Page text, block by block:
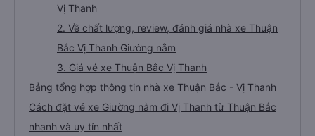
Vị Thanh
2. Về chất lượng, review, đánh giá nhà xe Thuận
Bắc Vị Thanh Giường nằm
3. Giá vé xe Thuận Bắc Vị Thanh
Bảng tổng hợp thông tin nhà xe Thuận Bắc - Vị Thanh
Cách đặt vé xe Giường nằm đi Vị Thanh từ Thuận Bắc
nhanh và uy tín nhất